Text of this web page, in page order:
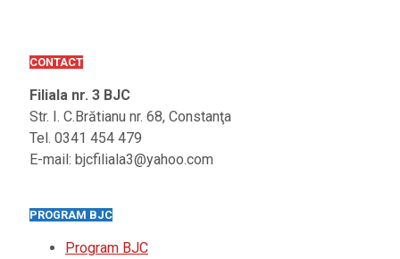
CONTACT
Filiala nr. 3 BJC
Str. I. C.Brătianu nr. 68, Constanţa
Tel. 0341 454 479
E-mail: bjcfiliala3@yahoo.com
PROGRAM BJC
Program BJC